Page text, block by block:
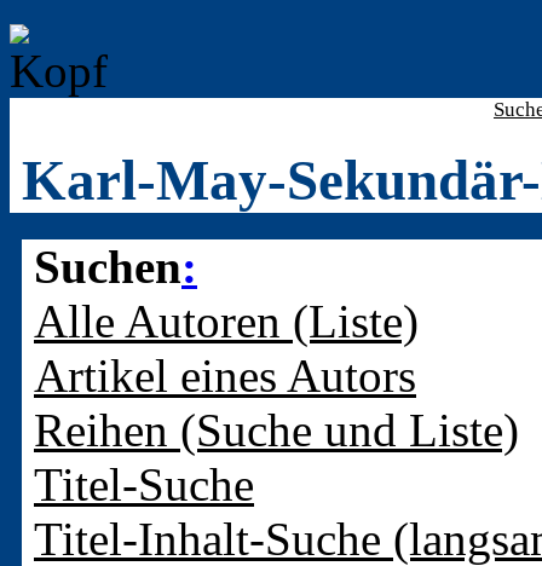
Karl-May-
Suchen:
Alle Autoren (Liste)
Artikel eines Autors
Reihen (Suche und Liste)
Titel-Suche
Titel-Inhalt-Suche